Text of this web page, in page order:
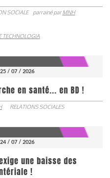
SOCIALE parrainé parMNH
TECHNOLOGIA
25 / 07 / 2026
en santé... en BD !
RELATIONS SOCIALES
24 / 07 / 2026
une baisse des
!